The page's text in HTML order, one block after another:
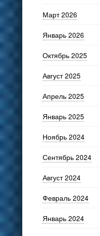
Март 2026
Январь 2026
Октябрь 2025
Август 2025
Апрель 2025
Январь 2025
Ноябрь 2024
Сентябрь 2024
Август 2024
Февраль 2024
Январь 2024